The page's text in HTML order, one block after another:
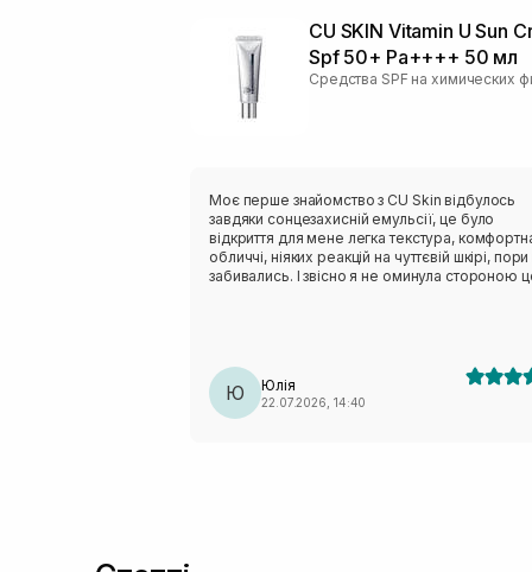
CU SKIN Vitamin U Sun
Spf 50+ Pa++++ 50 мл
Моє перше знайомство з CU Skin відбулось
завдяки сонцезахисній емульсії, це було
відкриття для мене легка текстура,
обличчі, ніяких реакцій на чуттєвій шкірі,
забивались. І звісно я не оминула стороною
сироватку). Окремий лайк за упаковку, усі
цієї ТМ виглядають на мільйон✨✨✨
Ю Юлія
22.07.2026, 14:40